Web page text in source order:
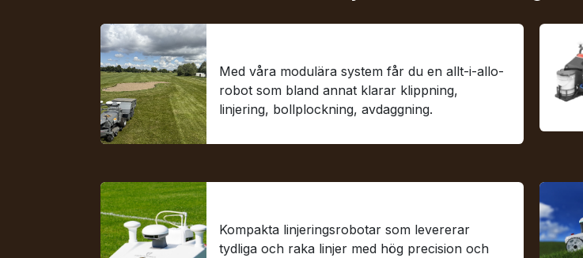
Med våra modulära system får du en allt-i-allo-
robot som bland annat klarar klippning,
linjering, bollplockning, avdaggning.
Kompakta linjeringsrobotar som levererar
tydliga och raka linjer med hög precision och